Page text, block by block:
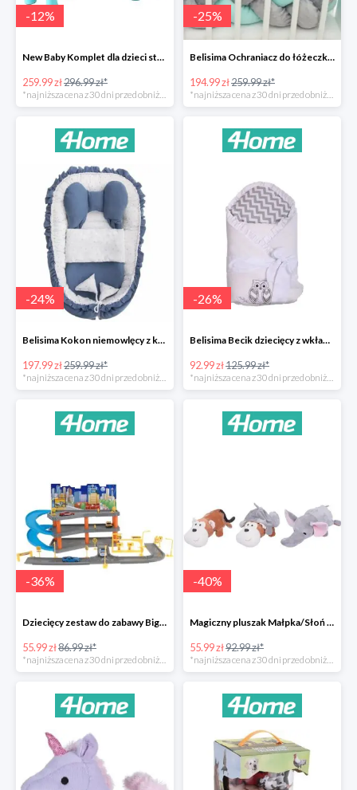
-12%
New Baby Komplet dla dzieci stolik i krzesełka -12%
259.99 zł296.99 zł*
*najniższa cena z 30 dni przed obniżką
-25%
Belisima Ochraniacz do łóżeczka Warkocz -25%
194.99 zł259.99 zł*
*najniższa cena z 30 dni przed obniżką
-24%
Belisima Kokon niemowlęcy z kołderką Angel Baby-23%
197.99 zł259.99 zł*
-26%
Belisima Becik dziecięcy z wkładem kokosowym Inteligentna sówka -26%
92.99 zł125.99 zł*
-36%
Dziecięcy zestaw do zabawy Big garage -36%
55.99 zł86.99 zł*
*najniższa cena z 30 dni przed obniżką
-40%
Magiczny pluszak Małpka/Słoń -40%
55.99 zł92.99 zł*
*najniższa cena z 30 dni przed obniżką